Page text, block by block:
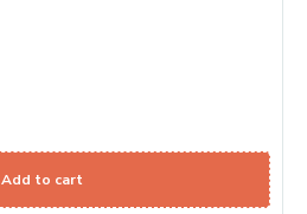
Add to cart